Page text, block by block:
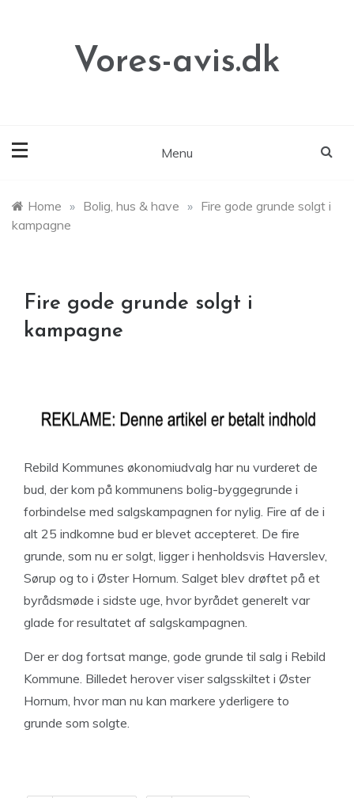
Vores-avis.dk
Menu
Home » Bolig, hus & have » Fire gode grunde solgt i
kampagne
Fire gode grunde solgt i
kampagne
Rebild Kommunes økonomiudvalg har nu vurderet de
bud, der kom på kommunens bolig-byggegrunde i
forbindelse med salgskampagnen for nylig. Fire af de i
alt 25 indkomne bud er blevet accepteret. De fire
grunde, som nu er solgt, ligger i henholdsvis Haverslev,
Sørup og to i Øster Hornum. Salget blev drøftet på et
byrådsmøde i sidste uge, hvor byrådet generelt var
glade for resultatet af salgskampagnen.
Der er dog fortsat mange, gode grunde til salg i Rebild
Kommune. Billedet herover viser salgsskiltet i Øster
Hornum, hvor man nu kan markere yderligere to
grunde som solgte.